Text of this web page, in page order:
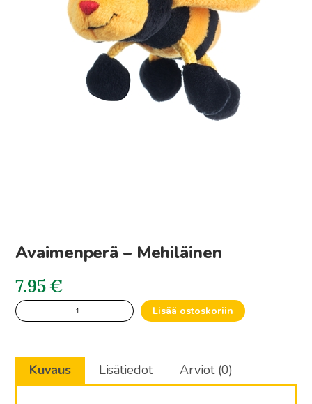
Avaimenperä – Mehiläinen
7.95€
Avaimenperä
-
määrä
Lisää ostoskoriin
Kuvaus Lisätiedot Arviot (0)